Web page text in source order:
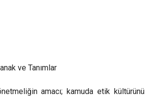
ve Tanımlar
amacı; kamuda etik kültürünü